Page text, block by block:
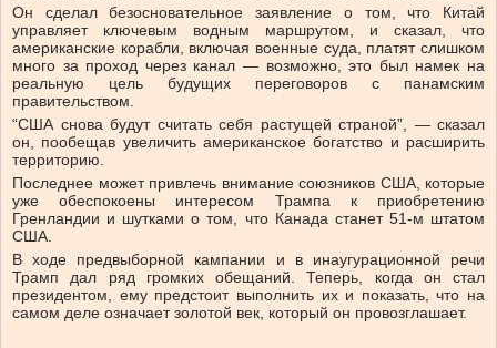
Он сделал безосновательное заявление о том, что Китай
управляет ключевым водным маршрутом, и сказал, что
американские корабли, включая военные суда, платят слишком
много за проход через канал — возможно, это был намек на
реальную цель будущих переговоров с панамским
правительством.
“США снова будут считать себя растущей страной”, — сказал
он, пообещав увеличить американское богатство и расширить
территорию.
Последнее может привлечь внимание союзников США, которые
уже обеспокоены интересом Трампа к приобретению
Гренландии и шутками о том, что Канада станет 51-м штатом
США.
В ходе предвыборной кампании и в инаугурационной речи
Трамп дал ряд громких обещаний. Теперь, когда он стал
президентом, ему предстоит выполнить их и показать, что на
самом деле означает золотой век, который он провозглашает.